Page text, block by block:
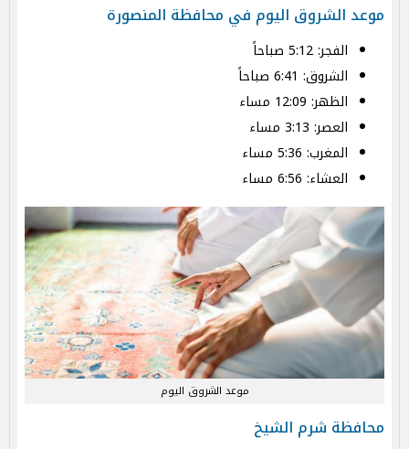
موعد الشروق اليوم في محافظة المنصورة
الفجر: 5:12 صباحاً
الشروق: 6:41 صباحاً
الظهر: 12:09 مساء
العصر: 3:13 مساء
المغرب: 5:36 مساء
العشاء: 6:56 مساء
موعد الشروق اليوم
محافظة شرم الشيخ